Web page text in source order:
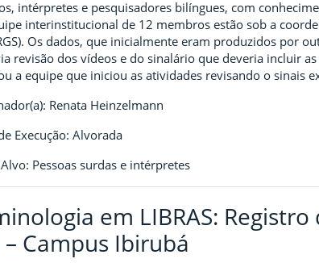
intérpretes e pesquisadores bilíngues, com
interinstitucional de 12 membros estão sob a
Os dados, que inicialmente eram produzidos por
revisão dos vídeos e do sinalário que deveria incluir
a equipe que iniciou as atividades revisando o
Renata Heinzelmann
Execução: Alvorada
Pessoas surdas e intérpretes
em LIBRAS:
– Campus Ibirubá